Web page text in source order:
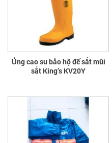
Ủng cao su bảo hộ đế sắt mũi
sắt King’s KV20Y